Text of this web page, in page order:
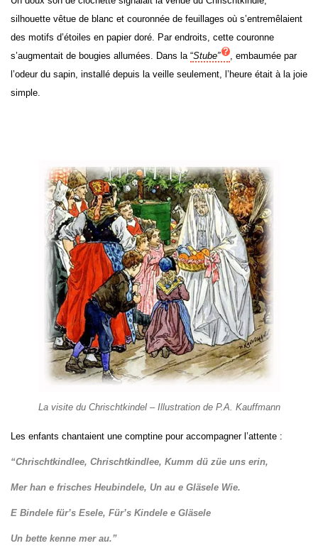
silhouette vêtue de blanc et couronnée de feuillages où s’entremêlaient
des motifs d’étoiles en papier doré. Par endroits, cette couronne
s’augmentait de bougies allumées. Dans la “Stube”
, embaumée par
l’odeur du sapin, installé depuis la veille seulement, l’heure était à la joie
simple.
La visite du Chrischtkindel – Illustration de P.A. Kauffmann
Les enfants chantaient une comptine pour accompagner l’attente :
“Chrischtkindlee, Chrischtkindlee, Kumm dü züe uns erin,
Mer han e frisches Heubindele, Un au e Gläsele Wie.
E Bindele für’s Esele, Für’s Kindele e Gläsele
Un bette kenne mer au.”